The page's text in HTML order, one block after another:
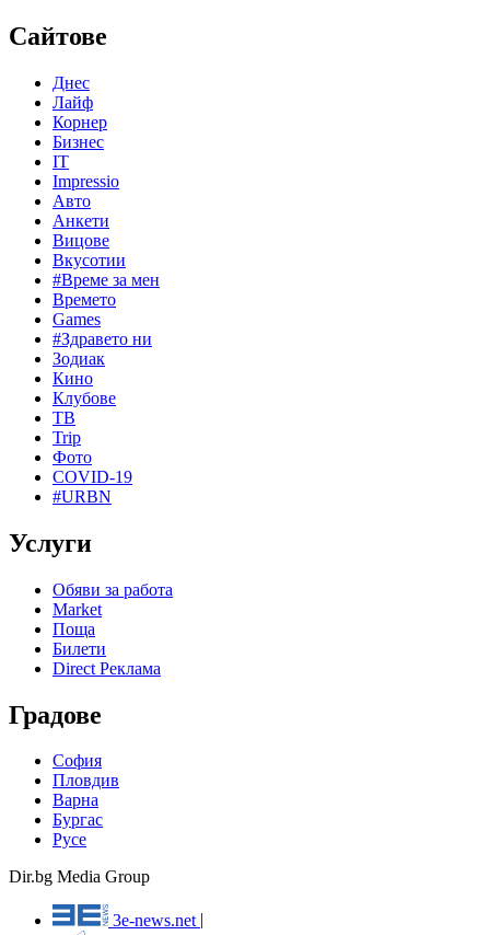
Сайтове
Днес
Лайф
Корнер
Бизнес
IT
Impressio
Авто
Анкети
Вицове
Вкусотии
#Време за мен
Времето
Games
#Здравето ни
Зодиак
Кино
Клубове
ТВ
Trip
Фото
COVID-19
#URBN
Услуги
Обяви за работа
Market
Поща
Билети
Direct Реклама
Градове
София
Пловдив
Варна
Бургас
Русе
Dir.bg Media Group
3e-news.net